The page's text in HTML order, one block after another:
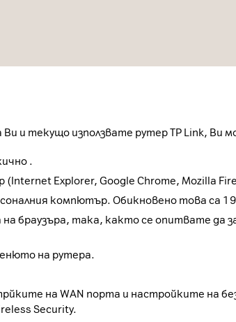
и текущо използвате рутер TP Link, Ви
.
Explorer, Google Chrome, Mozilla
компютър. Обикновено това са
браузъра, така, както се опитвате
на рутера.
на WAN порта и настройките на
Security.